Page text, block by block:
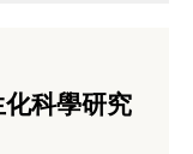
科學研究